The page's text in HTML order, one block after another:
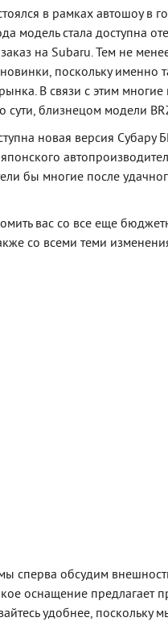
в рамках автошоу в
модель стала доступна
на Subaru. Тем не
поскольку именно
В связи с этим
сути, близнецом модели
новая версия
бы многие после
вас со все еще
со всеми теми
сперва обсудим
оснащение предлагает
удобнее,